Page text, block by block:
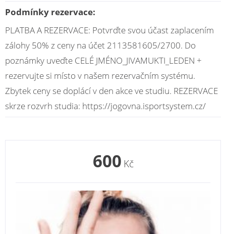
Podmínky rezervace:
PLATBA A REZERVACE: Potvrďte svou účast zaplacením
zálohy 50% z ceny na účet 2113581605/2700. Do
poznámky uveďte CELÉ JMÉNO_JIVAMUKTI_LEDEN +
rezervujte si místo v našem rezervačním systému.
Zbytek ceny se doplácí v den akce ve studiu. REZERVACE
skrze rozvrh studia: https://jogovna.isportsystem.cz/
600 Kč